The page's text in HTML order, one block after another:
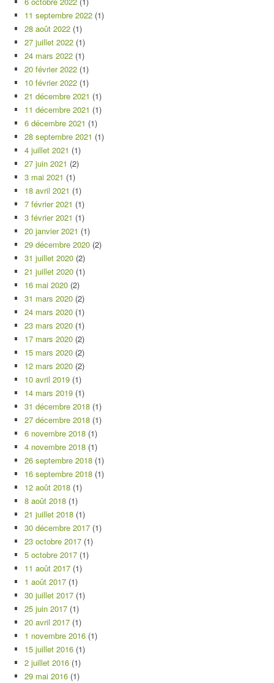
11 septembre 2022 (1)
28 août 2022 (1)
27 juillet 2022 (1)
24 mars 2022 (1)
20 février 2022 (1)
10 février 2022 (1)
21 décembre 2021 (1)
11 décembre 2021 (1)
6 décembre 2021 (1)
28 septembre 2021 (1)
4 juillet 2021 (1)
27 juin 2021 (2)
3 mai 2021 (1)
18 avril 2021 (1)
7 février 2021 (1)
3 février 2021 (1)
20 janvier 2021 (1)
29 décembre 2020 (2)
31 juillet 2020 (2)
21 juillet 2020 (1)
16 mai 2020 (2)
31 mars 2020 (2)
24 mars 2020 (1)
23 mars 2020 (1)
17 mars 2020 (2)
15 mars 2020 (2)
12 mars 2020 (2)
10 avril 2019 (1)
14 mars 2019 (1)
31 décembre 2018 (1)
27 décembre 2018 (1)
6 novembre 2018 (1)
4 novembre 2018 (1)
26 septembre 2018 (1)
16 septembre 2018 (1)
12 août 2018 (1)
8 août 2018 (1)
21 juillet 2018 (1)
30 décembre 2017 (1)
23 octobre 2017 (1)
5 octobre 2017 (1)
11 août 2017 (1)
1 août 2017 (1)
30 juillet 2017 (1)
25 juin 2017 (1)
20 avril 2017 (1)
1 novembre 2016 (1)
15 juillet 2016 (1)
2 juillet 2016 (1)
29 mai 2016 (1)